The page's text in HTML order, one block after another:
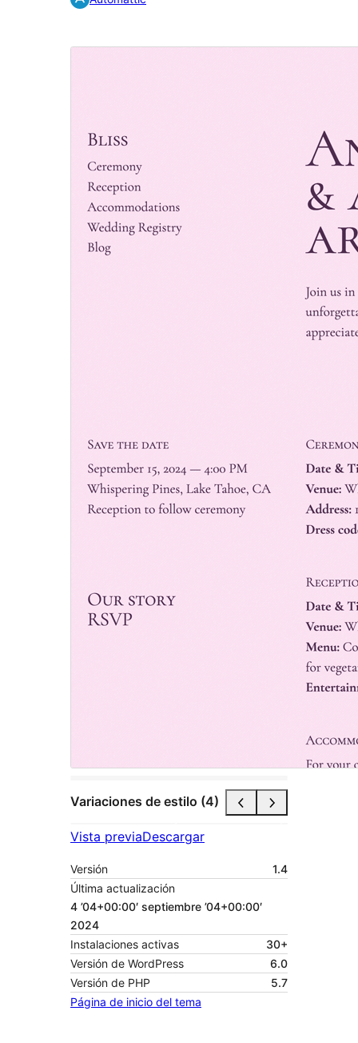
Variaciones de estilo (4)
Vista previaDescargar
Versión
1.4
Última actualización
4 ’04+00:00′ septiembre ’04+00:00′
2024
Instalaciones activas
30+
Versión de WordPress
6.0
Versión de PHP
5.7
Página de inicio del tema